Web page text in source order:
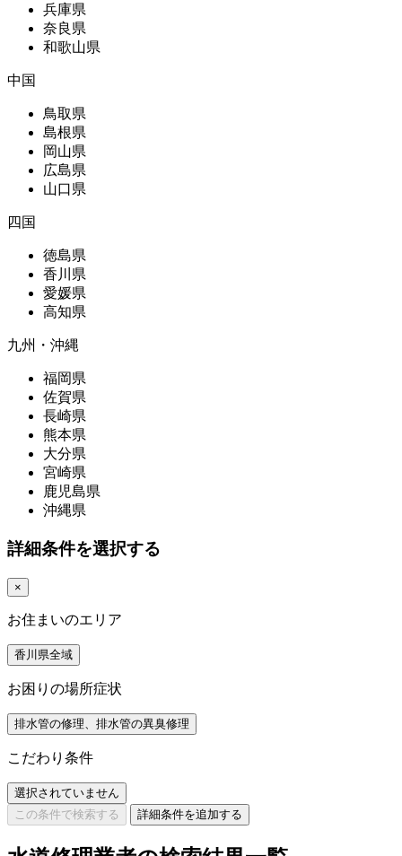
兵庫県
奈良県
和歌山県
中国
鳥取県
島根県
岡山県
広島県
山口県
四国
徳島県
香川県
愛媛県
高知県
九州・沖縄
福岡県
佐賀県
長崎県
熊本県
大分県
宮崎県
鹿児島県
沖縄県
詳細条件を選択する
×
お住まいのエリア
香川県全域
お困りの場所症状
排水管の修理、排水管の異臭修理
こだわり条件
選択されていません
この条件で検索する
詳細条件を追加する